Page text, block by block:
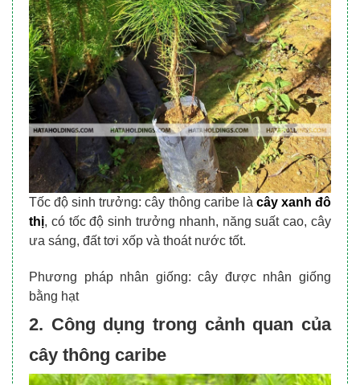
Tốc độ sinh trưởng: cây thông caribe là cây xanh đô
thị, có tốc độ sinh trưởng nhanh, năng suất cao, cây
ưa sáng, đất tơi xốp và thoát nước tốt.
Phương pháp nhân giống: cây được nhân giống
bằng hạt
2. Công dụng trong cảnh quan của
cây thông caribe